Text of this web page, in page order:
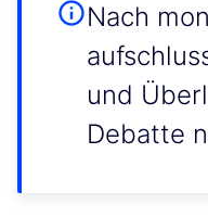
Nach
und
Debatte